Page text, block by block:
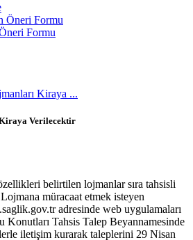
Öneri Formu
Formu
Kiraya ...
Verilecektir
belirtilen lojmanlar sıra tahsisli
müracaat etmek isteyen
adresinde web uygulamaları
Konutları Tahsis Talep Beyannamesinde
iletişim kurarak taleplerini 29 Nisan